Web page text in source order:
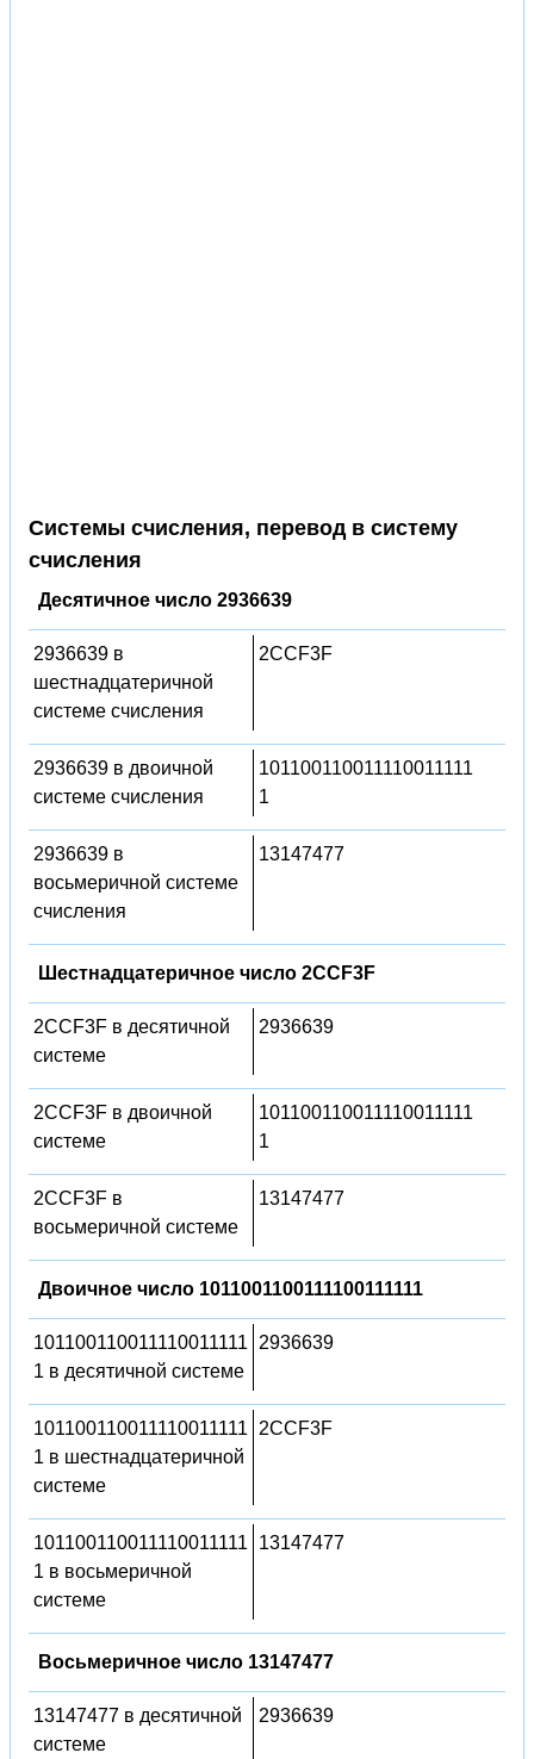
Системы счисления, перевод в систему
счисления
Десятичное число 2936639
2936639 в
шестнадцатеричной
системе счисления
2CCF3F
2936639 в двоичной
системе счисления
101100110011110011111
1
2936639 в
восьмеричной системе
счисления
13147477
Шестнадцатеричное число 2CCF3F
2CCF3F в десятичной
системе
2936639
2CCF3F в двоичной
системе
101100110011110011111
1
2CCF3F в
восьмеричной системе
13147477
Двоичное число 1011001100111100111111
101100110011110011111
1 в десятичной системе
2936639
101100110011110011111
1 в шестнадцатеричной
системе
2CCF3F
101100110011110011111
1 в восьмеричной
системе
13147477
Восьмеричное число 13147477
13147477 в десятичной
системе
2936639